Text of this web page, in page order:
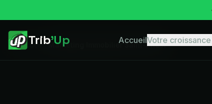
Trib'Up AccueilVotre croissance
Accueil Marketing Immobilier Saint-Priest